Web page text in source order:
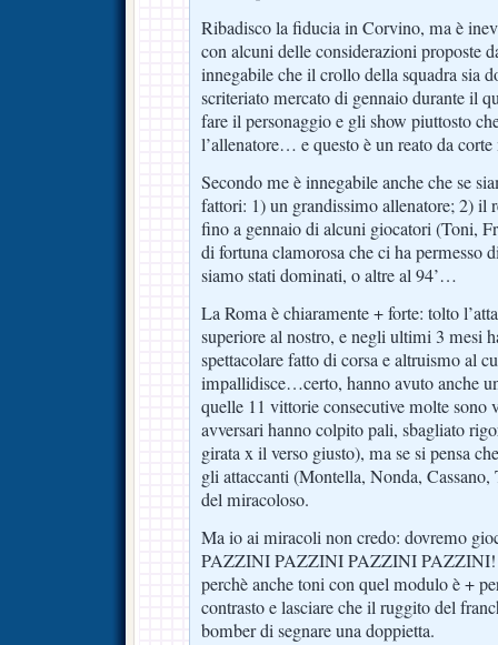
Ribadisco la fiducia in Corvino, ma è
con alcuni delle considerazioni proposte
innegabile che il crollo della squadra sia
scriteriato mercato di gennaio durante il
fare il personaggio e gli show piuttosto
l’allenatore… e questo è un reato da
Secondo me è innegabile anche che se
fattori: 1) un grandissimo allenatore; 2) il
fino a gennaio di alcuni giocatori (Toni,
di fortuna clamorosa che ci ha permesso
siamo stati dominati, o altre al 94’…
La Roma è chiaramente + forte: tolto
superiore al nostro, e negli ultimi 3 mesi
spettacolare fatto di corsa e altruismo al
impallidisce…certo, hanno avuto anche
quelle 11 vittorie consecutive molte sono
avversari hanno colpito pali, sbagliato
girata x il verso giusto), ma se si pensa
gli attaccanti (Montella, Nonda,
del miracoloso.
Ma io ai miracoli non credo: dovremo
PAZZINI PAZZINI PAZZINI
perchè anche toni con quel modulo è +
contrasto e lasciare che il ruggito del
bomber di segnare una doppietta.